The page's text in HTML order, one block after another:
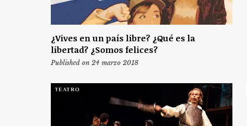
¿Vives en un país libre? ¿Qué es la
libertad? ¿Somos felices?
Published on 24 marzo 2018
TEATRO